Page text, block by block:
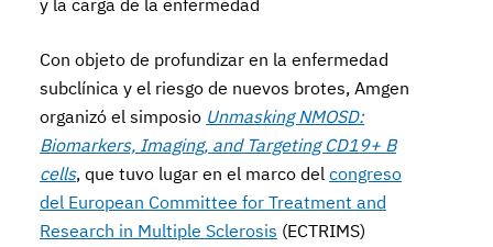
y la carga de la enfermedad
Con objeto de profundizar en la enfermedad
subclínica y el riesgo de nuevos brotes, Amgen
organizó el simposio Unmasking NMOSD:
Biomarkers, Imaging, and Targeting CD19+ B
cells, que tuvo lugar en el marco delcongreso
del European Committee for Treatment and
Research in Multiple Sclerosis (ECTRIMS)